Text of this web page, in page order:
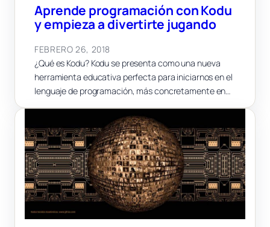
Aprende programación con Kodu
y empieza a divertirte jugando
FEBRERO 26, 2018
¿Qué es Kodu? Kodu se presenta como una nueva
herramienta educativa perfecta para iniciarnos en el
lenguaje de programación, más concretamente en…